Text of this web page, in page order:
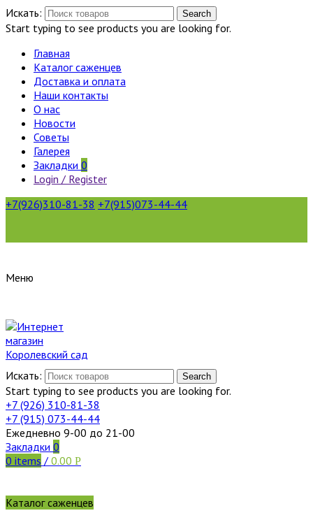
Искать: Search
Start typing to see products you are looking for.
Главная
Каталог саженцев
Доставка и оплата
Наши контакты
О нас
Новости
Советы
Галерея
Закладки 0
Login / Register
+7(926)310-81-38 +7(915)073-44-44
Меню
Искать: Search
Start typing to see products you are looking for.
+7 (926) 310-81-38
+7 (915) 073-44-44
Ежедневно 9-00 до 21-00
Закладки 0
0 items / 0.00 Р
Каталог саженцев